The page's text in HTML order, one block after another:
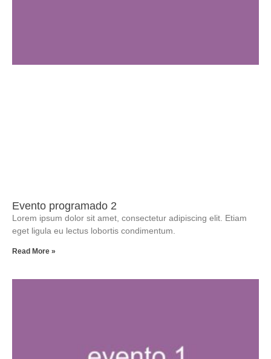
Evento programado 2
Lorem ipsum dolor sit amet, consectetur adipiscing elit. Etiam
eget ligula eu lectus lobortis condimentum.
Read More »